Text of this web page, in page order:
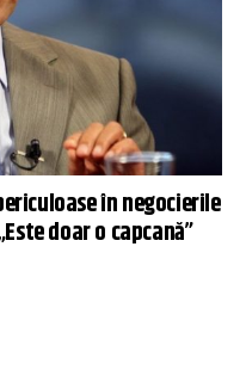
în negocierile
doar o capcană”